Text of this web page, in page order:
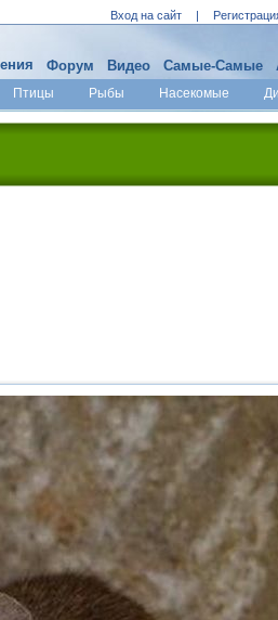
Вход на сайт |
Птицы Рыбы Насекомые
Форум Видео Самые-Самые